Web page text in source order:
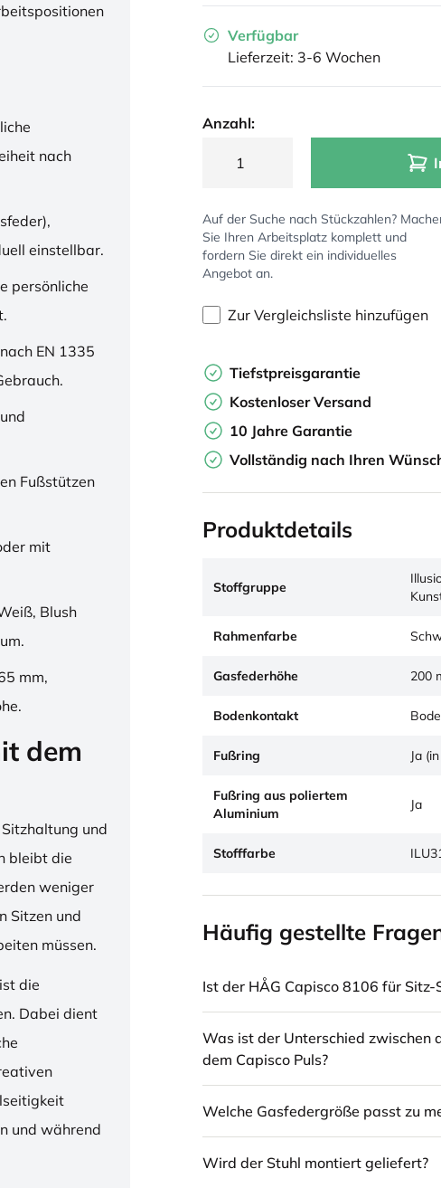
nach
einstellbar.
persönliche
EN 1335
Fußstützen
mit
Blush
mm,
dem
und
bleibt die
weniger
Sitzen und
müssen.
die
Dabei dient
und während
Verfügbar
Lieferzeit: 3-6 Wochen
Anzahl:
Auf der Suche nach Stückzahlen?
Sie Ihren Arbeitsplatz komplett und
fordern Sie direkt ein individuelles
Angebot an.
Zur Vergleichsliste hinzufügen
Tiefstpreisgarantie
Kostenloser Versand
10 Jahre Garantie
Vollständig nach Ihren
Produktdetails
Stoffgruppe
Rahmenfarbe
Gasfederhöhe 200
Bodenkontakt
Fußring Ja
Fußring aus poliertem
Aluminium
Ja
Stofffarbe
Häufig gestellte
Ist der HÅG Capisco 8106 für
Was ist der Unterschied zwischen
dem Capisco Puls?
Welche Gasfedergröße passt zu
Wird der Stuhl montiert geliefert?